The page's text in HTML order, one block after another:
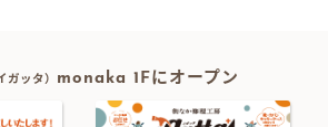
ガッタ） monaka 1Fにオープン